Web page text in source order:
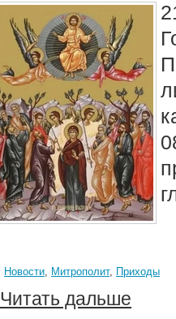
Новости, Митрополит, Приходы
Читать дальше